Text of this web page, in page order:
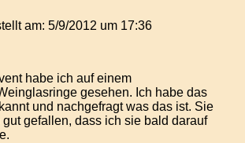
am: 5/9/2012 um 17:36
habe ich auf einem
gesehen. Ich habe das
und nachgefragt was das ist. Sie
gefallen, dass ich sie bald darauf